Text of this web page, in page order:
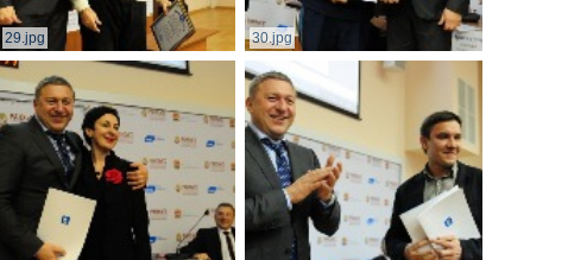
29.jpg 30.jpg